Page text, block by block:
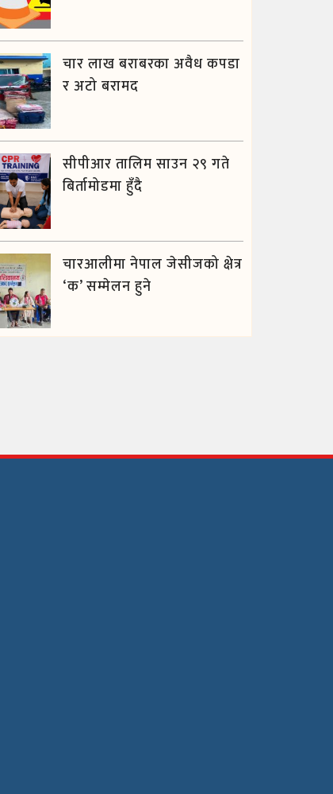
चार लाख बराबरका अवैध कपडा
र अटो बरामद
सीपीआर तालिम साउन २९ गते
बिर्तामोडमा हुँदै
चारआलीमा नेपाल जेसीजको क्षेत्र
‘क’ सम्मेलन हुने